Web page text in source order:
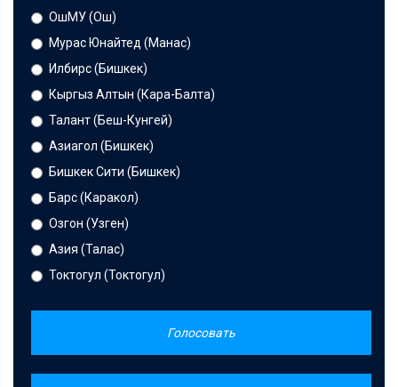
ОшМУ (Ош)
Мурас Юнайтед (Манас)
Илбирс (Бишкек)
Кыргыз Алтын (Кара-Балта)
Талант (Беш-Кунгей)
Азиагол (Бишкек)
Бишкек Сити (Бишкек)
Барс (Каракол)
Озгон (Узген)
Азия (Талас)
Токтогул (Токтогул)
Голосовать